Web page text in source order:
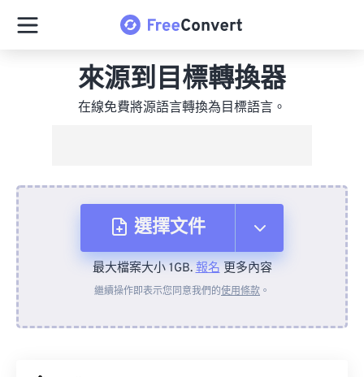
來源到目標轉換器
在線免費將源語言轉換為目標語言。
選擇文件
來自裝置
最大檔案大小 1GB.報名更多內容
繼續操作即表示您同意我們的使用條款 。